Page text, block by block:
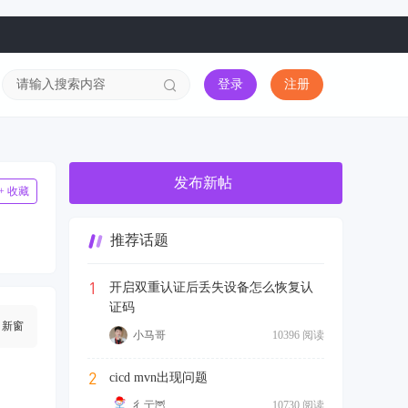
登录 注册
收藏
新窗
发布新帖
推荐话题
1
开启双重认证后丢失设备怎么恢复认
证码
10396 阅读
小马哥
2 cicd mvn出现问题
10730 阅读
彳亍🦉